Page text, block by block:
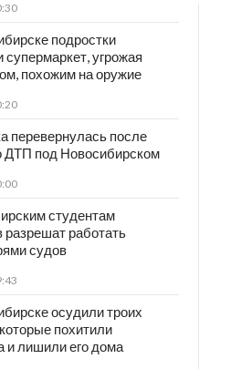
подростки
супермаркет, угрожая
похожим на оружие
перевернулась после
ДТП под Новосибирском
студентам
работать
судов
осудили троих
похитили
и лишили его дома